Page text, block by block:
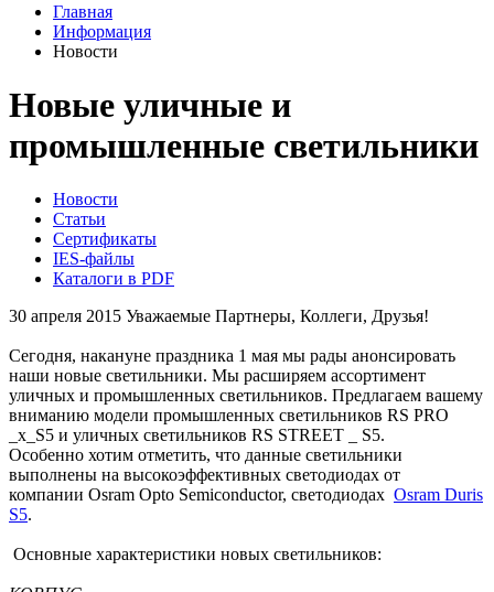
Главная
Информация
Новости
Новые уличные и
промышленные светильники
Новости
Статьи
Сертификаты
IES-файлы
Каталоги в PDF
30 апреля 2015 Уважаемые Партнеры, Коллеги, Друзья!
Сегодня, накануне праздника 1 мая мы рады анонсировать
наши новые светильники. Мы расширяем ассортимент
уличных и промышленных светильников. Предлагаем вашему
вниманию модели промышленных светильников RS PRO
_x_S5 и уличных светильников RS STREET _ S5.
Особенно хотим отметить, что данные светильники
выполнены на высокоэффективных светодиодах от
компании Osram Opto Semiconductor, светодиодах Osram Duris
S5.
Основные характеристики новых светильников: